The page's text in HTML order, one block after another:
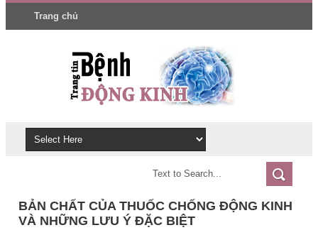
Trang chủ
BẢN CHẤT CỦA THUỐC CHỐNG ĐỘNG KINH
VÀ NHỮNG LƯU Ý ĐẶC BIỆT